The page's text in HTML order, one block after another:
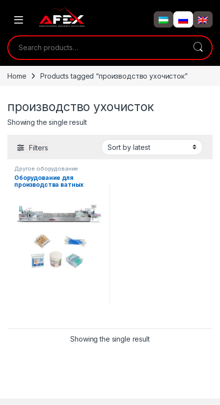
Search for:
Home Products tagged “производство ухочисток”
производство ухочисток
Showing the single result
Filters
Другое оборудование
Оборудование для
производства ватных
Showing the single result